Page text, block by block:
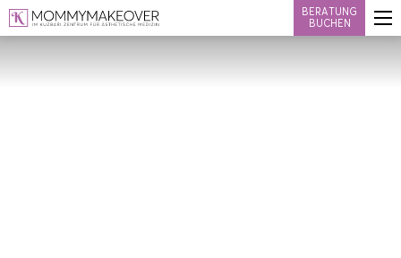
BERATUNG
BUCHEN